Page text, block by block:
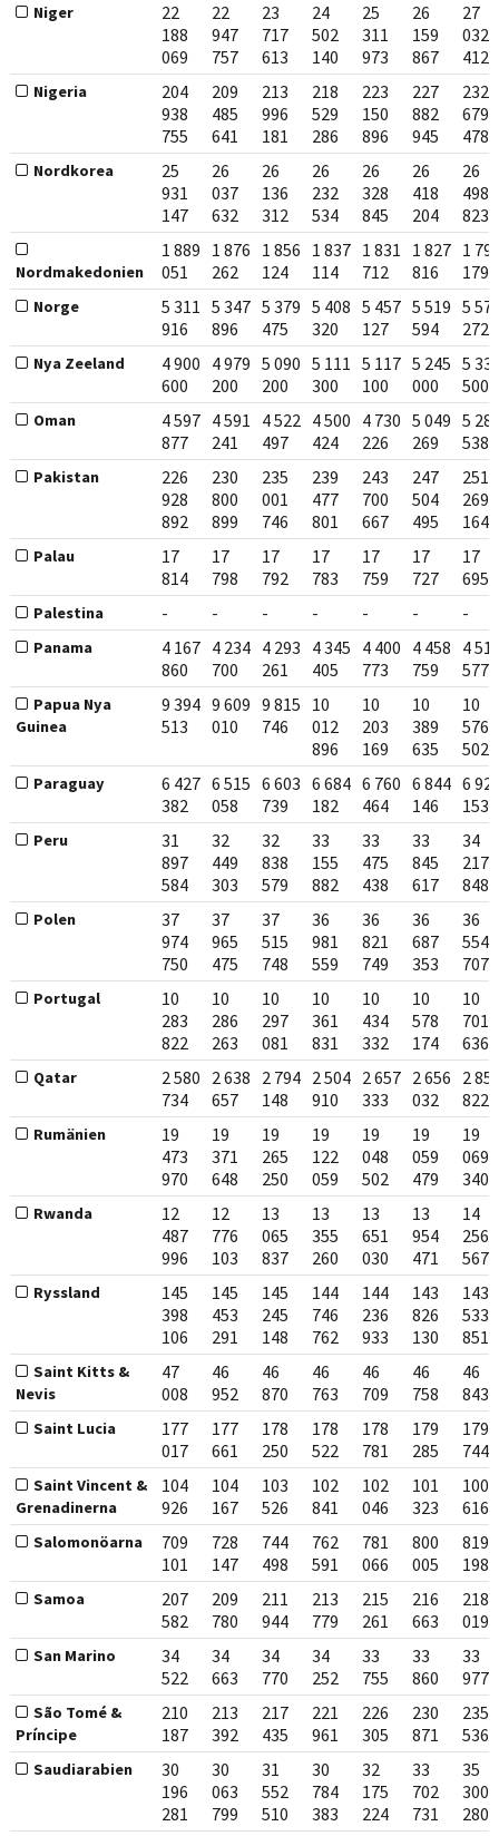
Niger
22
188
069
22
947
757
23
717
613
24
502
140
25
311
973
26
159
867
27
032
412
Nigeria
204
938
755
209
485
641
213
996
181
218
529
286
223
150
896
227
882
945
232
679
478
Nordkorea
25
931
147
26
037
632
26
136
312
26
232
534
26
328
845
26
418
204
26
498
823
Nordmakedonien
1 889
051
1 876
262
1 856
124
1 837
114
1 831
712
1 827
816
1
179
Norge
5 311
916
5 347
896
5 379
475
5 408
320
5 457
127
5 519
594
5
272
Nya Zeeland
4 900
600
4 979
200
5 090
200
5 111
300
5 117
100
5 245
000
5
500
Oman
4 597
877
4 591
241
4 522
497
4 500
424
4 730
226
5 049
269
5
538
Pakistan
226
928
892
230
800
899
235
001
746
239
477
801
243
700
667
247
504
495
251
269
164
Palau
17
814
17
798
17
792
17
783
17
759
17
727
17
695
Palestina - - - - - - -
Panama
4 167
860
4 234
700
4 293
261
4 345
405
4 400
773
4 458
759
4
577
Papua Nya
Guinea
9 394
513
9 609
010
9 815
746
10
012
896
10
203
169
10
389
635
10
576
502
Paraguay
6 427
382
6 515
058
6 603
739
6 684
182
6 760
464
6 844
146
6
153
Peru
31
897
584
32
449
303
32
838
579
33
155
882
33
475
438
33
845
617
34
217
848
Polen
37
974
750
37
965
475
37
515
748
36
981
559
36
821
749
36
687
353
36
554
707
Portugal
10
283
822
10
286
263
10
297
081
10
361
831
10
434
332
10
578
174
10
701
636
Qatar
2 580
734
2 638
657
2 794
148
2 504
910
2 657
333
2 656
032
2
822
Rumänien
19
473
970
19
371
648
19
265
250
19
122
059
19
048
502
19
059
479
19
069
340
Rwanda
12
487
996
12
776
103
13
065
837
13
355
260
13
651
030
13
954
471
14
256
567
Ryssland
145
398
106
145
453
291
145
245
148
144
746
762
144
236
933
143
826
130
143
533
851
Saint Kitts &
Nevis
47
008
46
952
46
870
46
763
46
709
46
758
46
843
Saint Lucia
177
017
177
661
178
250
178
522
178
781
179
285
179
744
Saint Vincent &
Grenadinerna
104
926
104
167
103
526
102
841
102
046
101
323
100
616
Salomonöarna
709
101
728
147
744
498
762
591
781
066
800
005
819
198
Samoa
207
582
209
780
211
944
213
779
215
261
216
663
218
019
San Marino
34
522
34
663
34
770
34
252
33
755
33
860
33
977
São Tomé &
Príncipe
210
187
213
392
217
435
221
961
226
305
230
871
235
536
Saudiarabien
30
196
281
30
063
799
31
552
510
30
784
383
32
175
224
33
702
731
35
300
280